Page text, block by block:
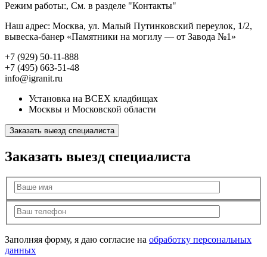
Режим работы:, См. в разделе "Контакты"
Наш адрес: Москва, ул. Малый Путинковский переулок, 1/2,
вывеска-банер «Памятники на могилу — от Завода №1»
+7 (929) 50-11-888
+7 (495) 663-51-48
info@igranit.ru
Установка на ВСЕХ кладбищах
Москвы и Московской области
Заказать выезд специалиста
Заказать выезд специалиста
Заполняя форму, я даю согласие на обработку персональных
данных